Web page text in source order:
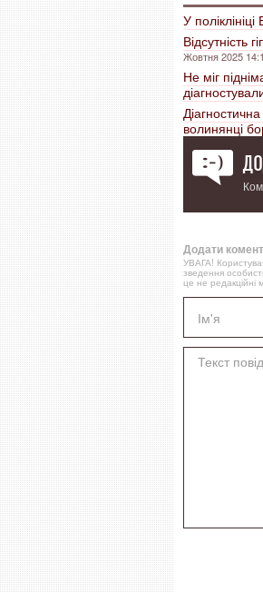
У
Відсутність
Жовтня 2025
Не міг
волинянці
Додати
УВАГА!
зведення
це не редакційні